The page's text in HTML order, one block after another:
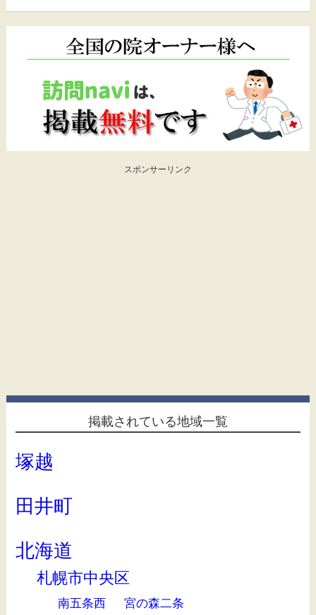
スポンサーリンク
掲載されている地域一覧
塚越
田井町
北海道
札幌市中央区
南五条西 宮の森二条